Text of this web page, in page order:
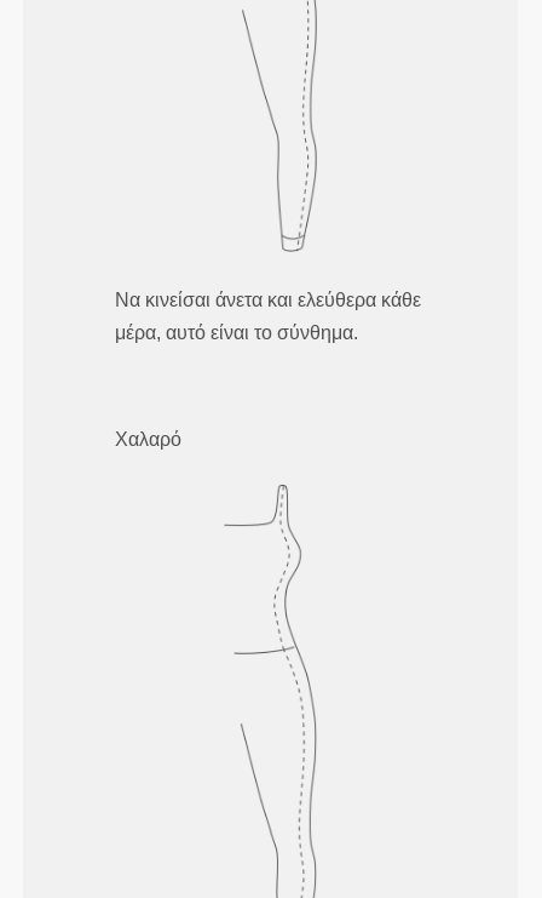
Να κινείσαι άνετα και ελεύθερα κάθε
μέρα, αυτό είναι το σύνθημα.
Χαλαρό